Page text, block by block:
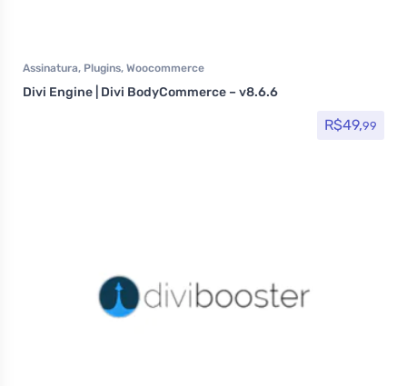
Assinatura, Plugins, Woocommerce
Divi Engine | Divi BodyCommerce – v8.6.6
R$49,99